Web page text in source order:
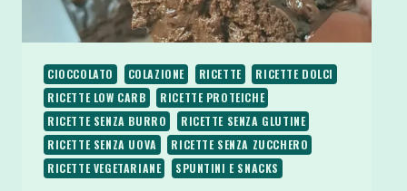
CIOCCOLATO COLAZIONE RICETTE
RICETTE DOLCI
RICETTE LOW CARB
RICETTE PROTEICHE
RICETTE SENZA BURRO
RICETTE SENZA GLUTINE
RICETTE SENZA UOVA
RICETTE SENZA ZUCCHERO
RICETTE VEGETARIANE
SPUNTINI E SNACKS